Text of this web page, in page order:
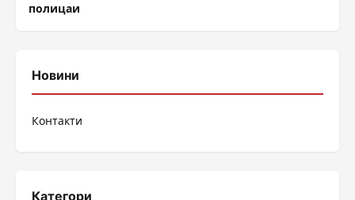
полицаи
Новини
Контакти
Категори